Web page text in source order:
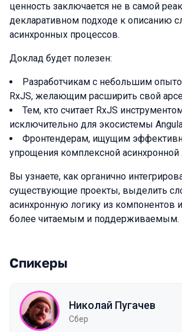
ценность заключается не в самой
декларативном подходе к описанию
асинхронных процессов.
Доклад будет полезен:
Разработчикам с небольшим
RxJS, желающим расширить свой
Тем, кто считает RxJS
исключительно для экосистемы
Фронтендерам, ищущим
упрощения комплексной асинхронной
Вы узнаете, как органично
существующие проекты, выделить
асинхронную логику из компонентов
более читаемым и поддерживаемым.
Спикеры
Николай Пугачев
Сбер